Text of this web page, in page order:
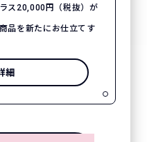
ス20,000円（税抜）が
品を新たにお仕立てす
細